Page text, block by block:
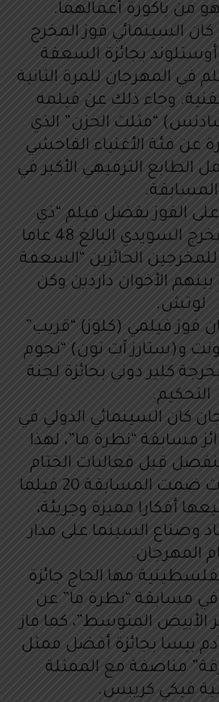
من باكورة أعمالهما.
السينمائي فوز المخرج
بجائزة السعفة
في المهرجان للمرة الثانية
وجاء ذلك عن فيلمه
“مثلث الحزن” الذي
عن فئة الأغنياء الفاحشي
الطابع الترفيهي الأكبر في
المسابقة.
على الفوز بفضل فيلم “ذي
سكوير”، انضم المخرج السويدي البالغ 48 عاما
للمخرجين الحائزين “السعفة
بينهم الأخوان داردين وكن
لوتش.
فوز فيلمي (كلوز) “قريب”
و(ستارز آت نون) “نجوم
كلير دوني بجائزة لجنة
التحكيم.
كان السينمائي الدولي في
الـ 75، جوائز مسابقة “نظرة ما”، لهذا
قبل فعاليات الختام
مساء السبت، حيث ضمت المسابقة 20 فيلما
أفكارا مميزة وجريئة،
وصناع السينما على مدار
المهرجان.
مها الحاج جائزة
مسابقة “نظرة ما” عن
الأبيض المتوسط”، كما فاز
بيسا بجائزة أفضل ممثل
مناصفة مع الممثلة
فيكي كريبس.